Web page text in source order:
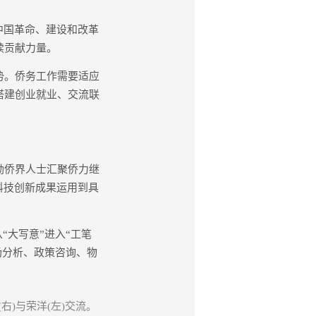
革命、建设和改革
献力量。
侨务工作需要适应
建创业就业、交流联
界人士汇聚侨力继
创新成果运用到具
写意”进入“工笔
析、政策咨询、物
)与荣洋(左)交流。